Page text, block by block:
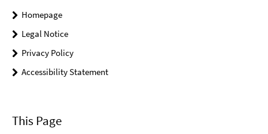
Homepage
Legal Notice
Privacy Policy
Accessibility Statement
This Page